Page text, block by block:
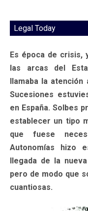
Legal Today
Es época de crisis,
las arcas del
llamaba la
Sucesiones
en España. Solbes
establecer un tipo
que fuese
Autonomías hizo
llegada de la
pero de modo que
cuantiosas.